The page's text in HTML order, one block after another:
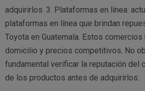
adquirirlos. 3. Plataformas en línea:
plataformas en línea que brindan
Toyota en Guatemala. Estos comercios
domicilio y precios competitivos. No
fundamental verificar la reputación del
de los productos antes de adquirirlos.